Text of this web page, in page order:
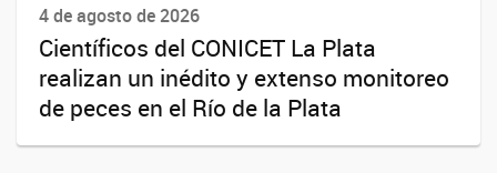
4 de agosto de 2026
Científicos del CONICET La Plata
realizan un inédito y extenso monitoreo
de peces en el Río de la Plata